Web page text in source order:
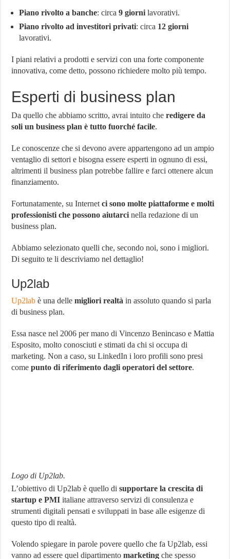
Piano rivolto a banche: circa9 giorni lavorativi.
Piano rivolto ad investitori privati: circa 12 giorni
lavorativi.
I piani relativi a prodotti e servizi con una forte componente
innovativa, come detto, possono richiedere molto più tempo.
Esperti di business plan
Da quello che abbiamo scritto, avrai intuito cheredigere da
soli un business plan è tutto fuorché facile.
Le conoscenze che si devono avere appartengono ad un ampio
ventaglio di settori e bisogna essere esperti in ognuno di essi,
altrimenti il business plan potrebbe fallire e farci ottenere alcun
finanziamento.
Fortunatamente, su Internetci sono molte piattaforme e molti
professionisti che possono aiutarci nella redazione di un
business plan.
Abbiamo selezionato quelli che, secondo noi, sono i migliori.
Di seguito te li descriviamo nel dettaglio!
Up2lab
Up2lab è una dellemigliori realtà in assoluto quando si parla
di business plan.
Essa nasce nel 2006 per mano di Vincenzo Benincaso e Mattia
Esposito, molto conosciuti e stimati da chi si occupa di
marketing. Non a caso, su LinkedIn i loro profili sono presi
comepunto di riferimento dagli operatori del settore.
Logo di Up2lab.
L’obiettivo di Up2lab è quello disupportare la crescita di
startup e PMI italiane attraverso servizi di consulenza e
strumenti digitali pensati e sviluppati in base alle esigenze di
questo tipo di realtà.
Volendo spiegare in parole povere quello che fa Up2lab, essi
vanno ad essere quel dipartimentomarketing che spesso